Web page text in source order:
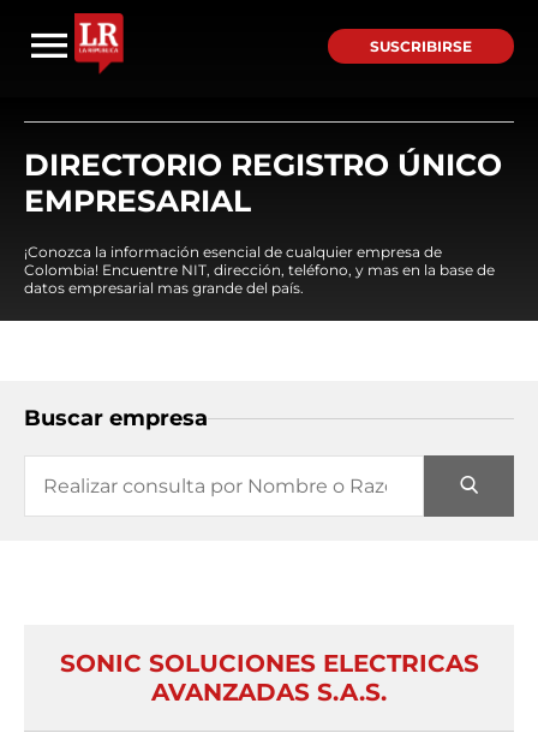
SUSCRIBIRSE
DIRECTORIO REGISTRO ÚNICO
EMPRESARIAL
¡Conozca la información esencial de cualquier empresa de
Colombia! Encuentre NIT, dirección, teléfono, y mas en la base de
datos empresarial mas grande del país.
Buscar empresa
SONIC SOLUCIONES ELECTRICAS
AVANZADAS S.A.S.